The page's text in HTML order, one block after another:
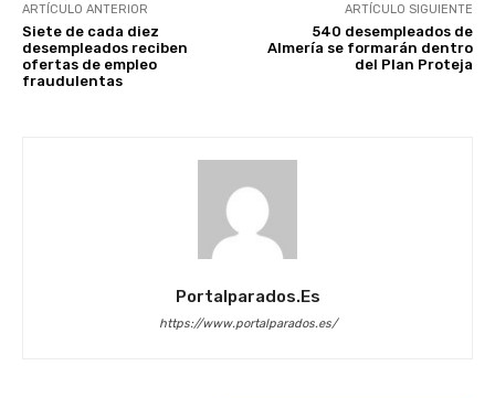
ARTÍCULO ANTERIOR
Siete de cada diez
desempleados reciben
ofertas de empleo
fraudulentas
ARTÍCULO SIGUIENTE
540 desempleados de
Almería se formarán dentro
del Plan Proteja
Portalparados.es
https://www.portalparados.es/